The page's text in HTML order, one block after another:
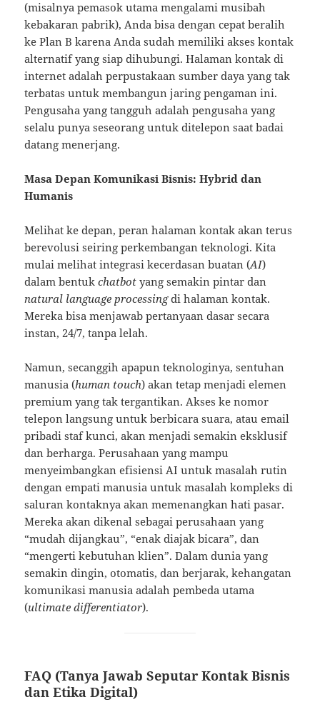
(misalnya pemasok utama mengalami musibah
kebakaran pabrik), Anda bisa dengan cepat beralih
ke Plan B karena Anda sudah memiliki akses kontak
alternatif yang siap dihubungi. Halaman kontak di
internet adalah perpustakaan sumber daya yang tak
terbatas untuk membangun jaring pengaman ini.
Pengusaha yang tangguh adalah pengusaha yang
selalu punya seseorang untuk ditelepon saat badai
datang menerjang.
Masa Depan Komunikasi Bisnis: Hybrid dan
Humanis
Melihat ke depan, peran halaman kontak akan terus
berevolusi seiring perkembangan teknologi. Kita
mulai melihat integrasi kecerdasan buatan (AI)
dalam bentukchatbot yang semakin pintar dan
natural language processingdi halaman kontak.
Mereka bisa menjawab pertanyaan dasar secara
instan, 24/7, tanpa lelah.
Namun, secanggih apapun teknologinya, sentuhan
manusia (human touch) akan tetap menjadi elemen
premium yang tak tergantikan. Akses ke nomor
telepon langsung untuk berbicara suara, atau email
pribadi staf kunci, akan menjadi semakin eksklusif
dan berharga. Perusahaan yang mampu
menyeimbangkan efisiensi AI untuk masalah rutin
dengan empati manusia untuk masalah kompleks di
saluran kontaknya akan memenangkan hati pasar.
Mereka akan dikenal sebagai perusahaan yang
“mudah dijangkau”, “enak diajak bicara”, dan
“mengerti kebutuhan klien”. Dalam dunia yang
semakin dingin, otomatis, dan berjarak, kehangatan
komunikasi manusia adalah pembeda utama
(ultimate differentiator).
FAQ (Tanya Jawab Seputar Kontak Bisnis
dan Etika Digital)